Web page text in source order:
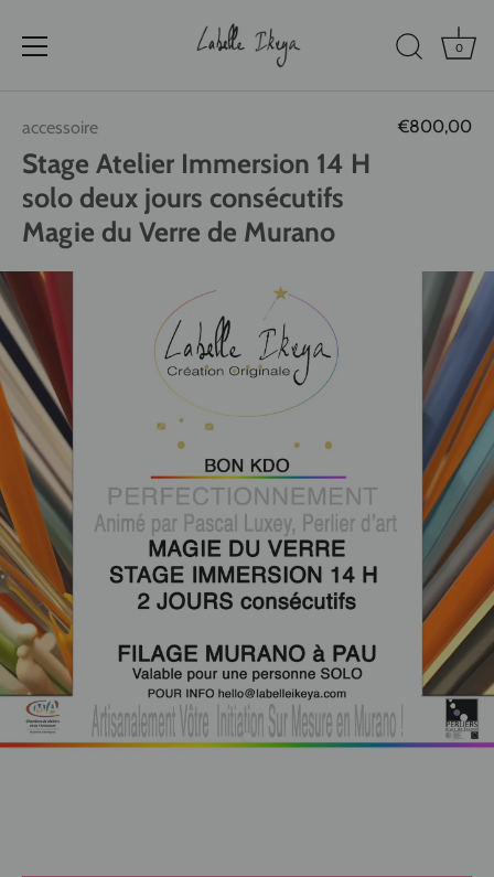
contenu
0
accessoire €800,00
Stage Atelier Immersion 14 H
solo deux jours consécutifs
Magie du Verre de Murano